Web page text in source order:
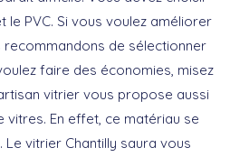
le PVC. Si vous voulez améliorer
de sélectionner
faire des économies, misez
vitrier vous propose aussi
vitres. En effet, ce matériau se
Le vitrier Chantilly saura vous